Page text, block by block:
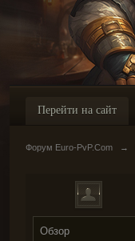
Перейти на сайт
Форум Euro-PvP.Com →
Обзор